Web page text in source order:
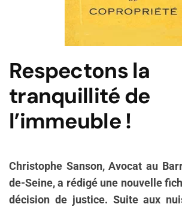
Respectons la
tranquillité de
l’immeuble !
Christophe Sanson, Avocat au
de-Seine, a rédigé une nouvelle
décision de justice. Suite aux